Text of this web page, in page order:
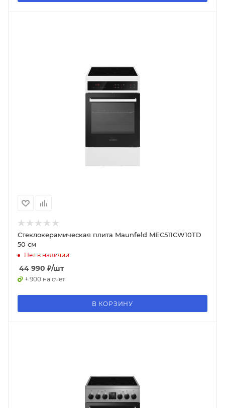
Стеклокерамическая плита Maunfeld MEC511CW10TD
50 см
Нет в наличии
44 990 ₽/шт
+ 900 на счет
В КОРЗИНУ